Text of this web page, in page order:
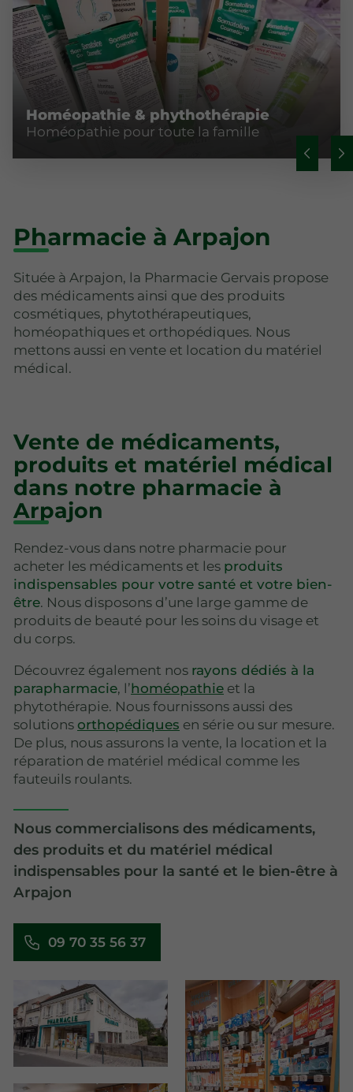
Homéopathie & phythothérapie
Homéopathie pour toute la famille
Pharmacie à Arpajon
Située à Arpajon, la Pharmacie Gervais propose
des médicaments ainsi que des produits
cosmétiques, phytothérapeutiques,
homéopathiques et orthopédiques. Nous
mettons aussi en vente et location du matériel
médical.
Vente de médicaments,
produits et matériel médical
dans notre pharmacie à
Arpajon
Rendez-vous dans notre pharmacie pour
acheter les médicaments et les produits
indispensables pour votre santé et votre bien-
être. Nous disposons d’une large gamme de
produits de beauté pour les soins du visage et
du corps.
Découvrez également nos rayons dédiés à la
parapharmacie, l’homéopathie et la
phytothérapie. Nous fournissons aussi des
solutions orthopédiques en série ou sur mesure.
De plus, nous assurons la vente, la location et la
réparation de matériel médical comme les
fauteuils roulants.
Nous commercialisons des médicaments,
des produits et du matériel médical
indispensables pour la santé et le bien-être à
Arpajon
09 70 35 56 37